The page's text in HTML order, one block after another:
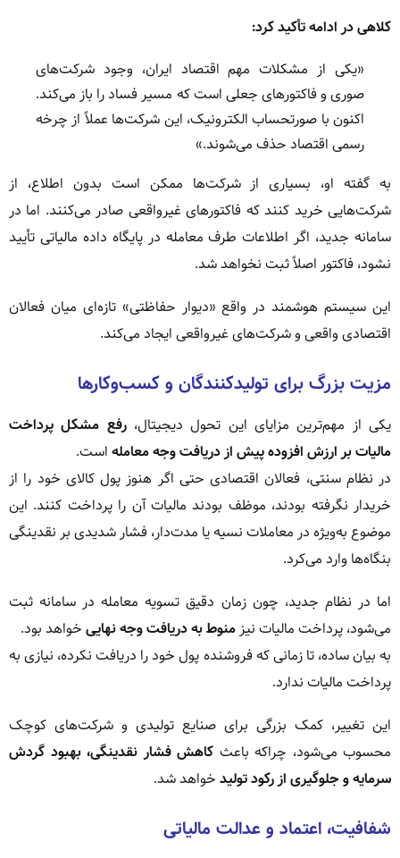
کلاهی در ادامه تأکید کرد:
«یکی از مشکلات مهم اقتصاد ایران، وجود شرکت‌های
صوری و فاکتورهای جعلی است که مسیر فساد را باز می‌کند.
اکنون با صورتحساب الکترونیک، این شرکت‌ها عملاً از چرخه
رسمی اقتصاد حذف می‌شوند.»
به گفته او، بسیاری از شرکت‌ها ممکن است بدون اطلاع، از
شرکت‌هایی خرید کنند که فاکتورهای غیرواقعی صادر می‌کنند. اما در
سامانه جدید، اگر اطلاعات طرف معامله در پایگاه داده مالیاتی تأیید
نشود، فاکتور اصلاً ثبت نخواهد شد.
این سیستم هوشمند در واقع «دیوار حفاظتی» تازه‌ای میان فعالان
اقتصادی واقعی و شرکت‌های غیرواقعی ایجاد می‌کند.
مزیت بزرگ برای تولیدکنندگان و کسب‌وکارها
یکی از مهم‌ترین مزایای این تحول دیجیتال،رفع مشکل پرداخت
مالیات بر ارزش افزوده پیش از دریافت وجه معامله است.
در نظام سنتی، فعالان اقتصادی حتی اگر هنوز پول کالای خود را از
خریدار نگرفته بودند، موظف بودند مالیات آن را پرداخت کنند. این
موضوع به‌ویژه در معاملات نسیه یا مدت‌دار، فشار شدیدی بر نقدینگی
بنگاه‌ها وارد می‌کرد.
اما در نظام جدید، چون زمان دقیق تسویه معامله در سامانه ثبت
می‌شود، پرداخت مالیات نیز منوط به دریافت وجه نهایی خواهد بود.
به بیان ساده، تا زمانی که فروشنده پول خود را دریافت نکرده، نیازی به
پرداخت مالیات ندارد.
این تغییر، کمک بزرگی برای صنایع تولیدی و شرکت‌های کوچک
محسوب می‌شود، چراکه باعث کاهش فشار نقدینگی، بهبود گردش
سرمایه و جلوگیری از رکود تولید خواهد شد.
شفافیت، اعتماد و عدالت مالیاتی